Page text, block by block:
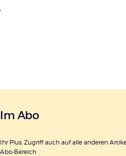
Im Abo
Ihr Plus: Zugriff auch auf alle anderen
Abo-Bereich